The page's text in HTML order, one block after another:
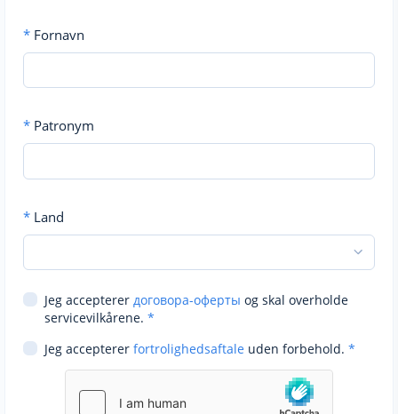
* Fornavn
* Patronym
* Land
Jeg accepterer договора-оферты og skal overholde
servicevilkårene. *
Jeg accepterer fortrolighedsaftale uden forbehold. *